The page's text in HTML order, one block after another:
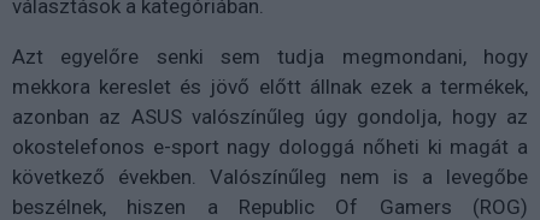
választások a kategóriában.
Azt egyelőre senki sem tudja megmondani, hogy
mekkora kereslet és jövő előtt állnak ezek a termékek,
azonban az ASUS valószínűleg úgy gondolja, hogy az
okostelefonos e-sport nagy dologgá nőheti ki magát a
következő években. Valószínűleg nem is a levegőbe
beszélnek, hiszen a Republic Of Gamers (ROG)